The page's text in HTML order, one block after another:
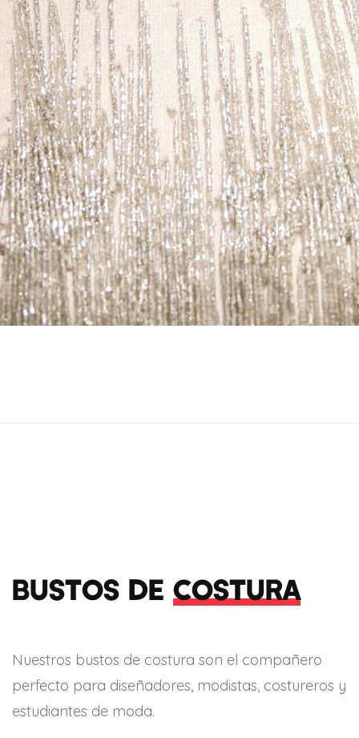
Bustos de costura
Nuestros bustos de costura son el compañero
perfecto para diseñadores, modistas, costureros y
estudiantes de moda.